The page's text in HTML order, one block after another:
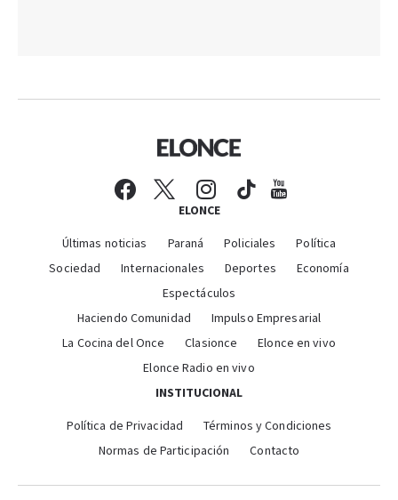
ELONCE
Últimas noticias Paraná Policiales
Política
Sociedad
Internacionales Deportes
Economía
Espectáculos
Haciendo Comunidad
Impulso Empresarial
La Cocina del Once
Clasionce
Elonce en vivo
Elonce Radio en vivo
INSTITUCIONAL
Política de Privacidad
Términos y Condiciones
Normas de Participación
Contacto